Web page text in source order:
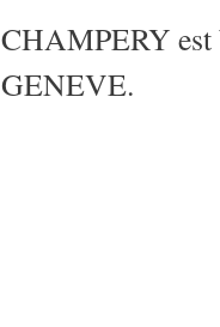
CHAMPERY est
GENEVE.